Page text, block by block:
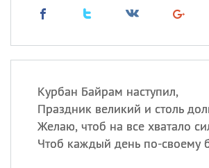
Курбан Байрам наступил,
Праздник великий и столь
Желаю, чтоб на все хватало
Чтоб каждый день по-своему